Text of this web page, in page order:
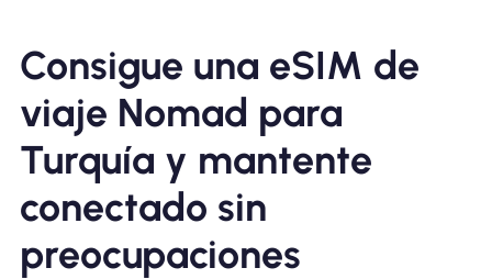
Consigue una eSIM de
viaje Nomad para
Turquía y mantente
conectado sin
preocupaciones